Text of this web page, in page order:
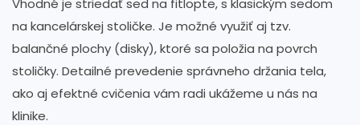
na kancelárskej stoličke. Je možné využiť aj tzv.
balančné plochy (disky), ktoré sa položia na povrch
stoličky. Detailné prevedenie správneho držania tela,
ako aj efektné cvičenia vám radi ukážeme u nás na
klinike.